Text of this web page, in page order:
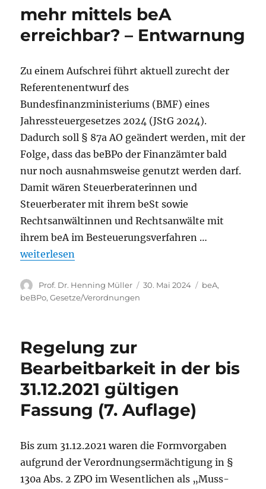
mehr mittels beA
erreichbar? – Entwarnung
Zu einem Aufschrei führt aktuell zurecht der
Referentenentwurf des
Bundesfinanzministeriums (BMF) eines
Jahressteuergesetzes 2024 (JStG 2024).
Dadurch soll § 87a AO geändert werden, mit der
Folge, dass das beBPo der Finanzämter bald
nur noch ausnahmsweise genutzt werden darf.
Damit wären Steuerberaterinnen und
Steuerberater mit ihrem beSt sowie
Rechtsanwältinnen und Rechtsanwälte mit
ihrem beA im Besteuerungsverfahren …
„Finanzämter bald nicht mehr mittels beA
weiterlesen
Autor
Prof. Dr. Henning Müller
Veröffentlicht
30. Mai 2024 Kategorien
beA,
beBPo,Gesetze/Verordnungen
Regelung zur
Bearbeitbarkeit in der bis
31.12.2021 gültigen
Fassung (7. Auflage)
Bis zum 31.12.2021 waren die Formvorgaben
aufgrund der Verordnungsermächtigung in §
130a Abs. 2 ZPO im Wesentlichen als „Muss-